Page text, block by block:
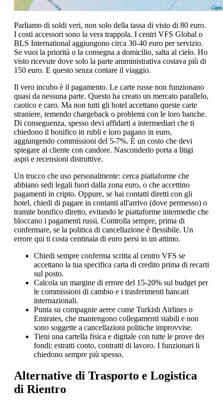
Parliamo di soldi veri, non solo della tassa di visto di 80 euro.
I costi accessori sono la vera trappola. I centri VFS Global o
BLS International aggiungono circa 30-40 euro per servizio.
Se vuoi la priorità o la consegna a domicilio, salta al cielo. Ho
visto ricevute dove solo la parte amministrativa costava più di
150 euro. E questo senza contare il viaggio.
Il vero incubo è il pagamento. Le carte russe non funzionano
quasi da nessuna parte. Questo ha creato un mercato parallelo,
caotico e caro. Ma non tutti gli hotel accettano queste carte
straniere, temendo chargeback o problemi con le loro banche.
Di conseguenza, spesso devi affidarti a intermediari che ti
chiedono il bonifico in rubli e loro pagano in euro,
aggiungendo commissioni del 5-7%. È un costo che devi
spiegare al cliente con candore. Nasconderlo porta a litigi
aspri e recensioni distruttive.
Un trucco che uso personalmente: cerca piattaforme che
abbiano sedi legali fuori dalla zona euro, o che accettino
pagamenti in cripto. Oppure, se hai contatti diretti con gli
hotel, chiedi di pagare in contanti all'arrivo (dove permesso) o
tramite bonifico diretto, evitando le piattaforme intermedie che
bloccano i pagamenti russi. Controlla sempre, prima di
confermare, se la politica di cancellazione è flessibile. Un
errore qui ti costa centinaia di euro persi in un attimo.
Chiedi sempre conferma scritta al centro VFS se
accettano la tua specifica carta di credito prima di recarti
sul posto.
Calcola un margine di errore del 15-20% sul budget per
le commissioni di cambio e i trasferimenti bancari
internazionali.
Punta su compagnie aeree come Turkish Airlines o
Emirates, che mantengono collegamenti stabili e non
sono soggette a cancellazioni politiche improvvise.
Tieni una cartella fisica e digitale con tutte le prove dei
fondi: estratti conto, contratti di lavoro. I funzionari li
chiedono sempre più spesso.
Alternative di Trasporto e Logistica
di Rientro